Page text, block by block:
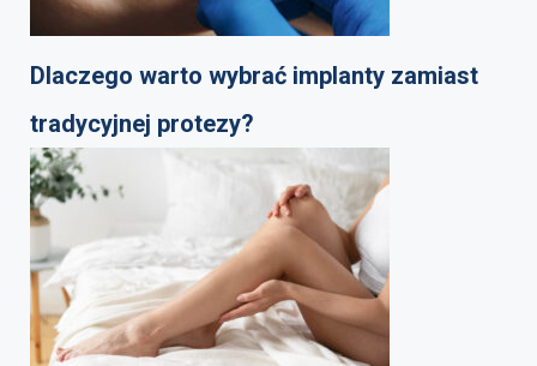
Dlaczego warto wybrać implanty zamiast
tradycyjnej protezy?